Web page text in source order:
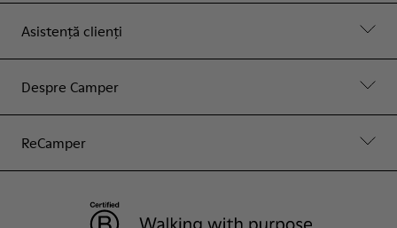
Asistență clienți
Despre Camper
ReCamper